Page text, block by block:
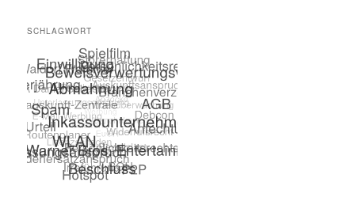
SCHLAGWORT